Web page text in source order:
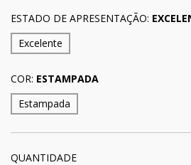
ESTADO DE APRESENTAÇÃO:
Excelente
COR: ESTAMPADA
Estampada
QUANTIDADE